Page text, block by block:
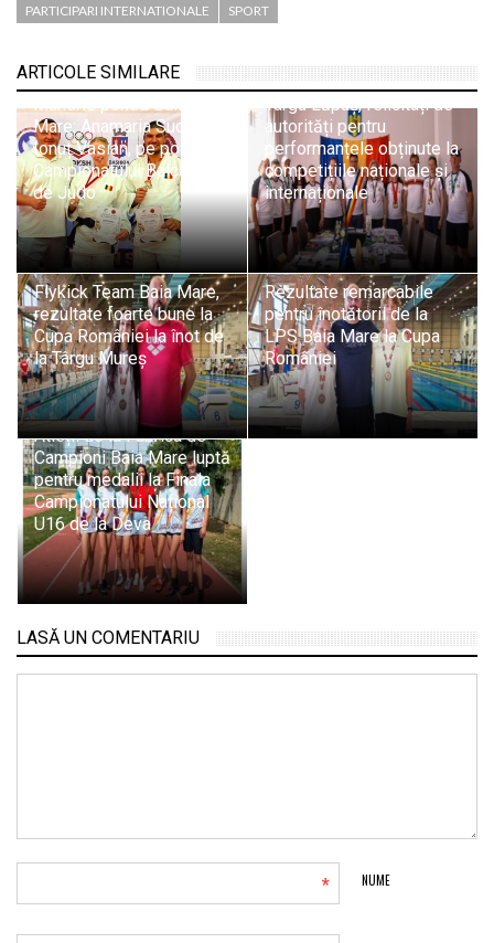
PARTICIPARI INTERNATIONALE
SPORT
ARTICOLE SIMILARE
Mândrie pentru Baia
Mare: Anamaria Suciu și
Ionuț Vasian, pe podiumul
Campionatului Balcanic
de Judo
Sportivii A.C.S. Athletic
Târgu Lăpuș, felicitați de
autorități pentru
performanțele obținute la
competițiile naționale și
internaționale
Flykick Team Baia Mare,
rezultate foarte bune la
Cupa României la înot de
la Târgu Mureș
Rezultate remarcabile
pentru înotătorii de la
LPS Baia Mare la Cupa
României
Atleții de la Fabrica de
Campioni Baia Mare luptă
pentru medalii la Finala
Campionatului Național
U16 de la Deva
LASĂ UN COMENTARIU
NUME
*